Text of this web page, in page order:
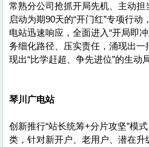
常熟分公司抢抓开局先机、主动
启动为期90天的“开门红”专项行
电站迅速响应，全面进入“开局即
务细化路径、压实责任，涌现出
现出“比学赶超、争先进位”的生动
琴川广电站
创新推行“站长统筹+分片攻坚”模
类，针对新开户、老用户、潜在